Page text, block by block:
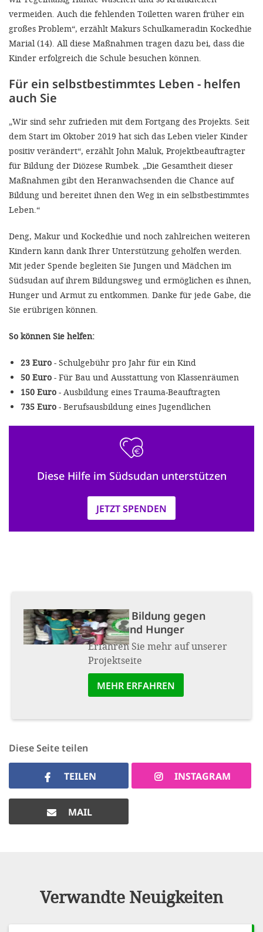
vermeiden. Auch die fehlenden Toiletten waren früher ein
großes Problem“, erzählt Makurs Schulkameradin Kockedhie
Marial (14). All diese Maßnahmen tragen dazu bei, dass die
Kinder erfolgreich die Schule besuchen können.
Für ein selbstbestimmtes Leben - helfen
auch Sie
„Wir sind sehr zufrieden mit dem Fortgang des Projekts. Seit
dem Start im Oktober 2019 hat sich das Leben vieler Kinder
positiv verändert“, erzählt John Maluk, Projektbeauftragter
für Bildung der Diözese Rumbek. „Die Gesamtheit dieser
Maßnahmen gibt den Heranwachsenden die Chance auf
Bildung und bereitet ihnen den Weg in ein selbstbestimmtes
Leben.“
Deng, Makur und Kockedhie und noch zahlreichen weiteren
Kindern kann dank Ihrer Unterstützung geholfen werden.
Mit jeder Spende begleiten Sie Jungen und Mädchen im
Südsudan auf ihrem Bildungsweg und ermöglichen es ihnen,
Hunger und Armut zu entkommen. Danke für jede Gabe, die
Sie erübrigen können.
So können Sie helfen:
23 Euro - Schulgebühr pro Jahr für ein Kind
50 Euro - Für Bau und Ausstattung von Klassenräumen
150 Euro - Ausbildung eines Trauma-Beauftragten
735 Euro - Berufsausbildung eines Jugendlichen
Diese Hilfe im Südsudan unterstützen
JETZT SPENDEN
Projekt: Bildung gegen
Armut und Hunger
Erfahren Sie mehr auf unserer
Projektseite
MEHR ERFAHREN
Diese Seite teilen
TEILEN INSTAGRAM
MAIL
Verwandte Neuigkeiten